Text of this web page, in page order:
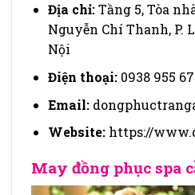
Địa chỉ:Tầng 5, Tòa
Nguyễn Chí Thanh, P.
Nội
Điện thoại:0938 955
Email:
Website:https://
May đồng phục spa